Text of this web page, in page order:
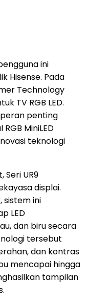
ini
Hisense. Pada
Technology
TV RGB LED.
penting
MiniLED
teknologi
Seri UR9
displai.
sistem ini
LED
dan biru secara
tersebut
dan kontras
mencapai hingga
tampilan